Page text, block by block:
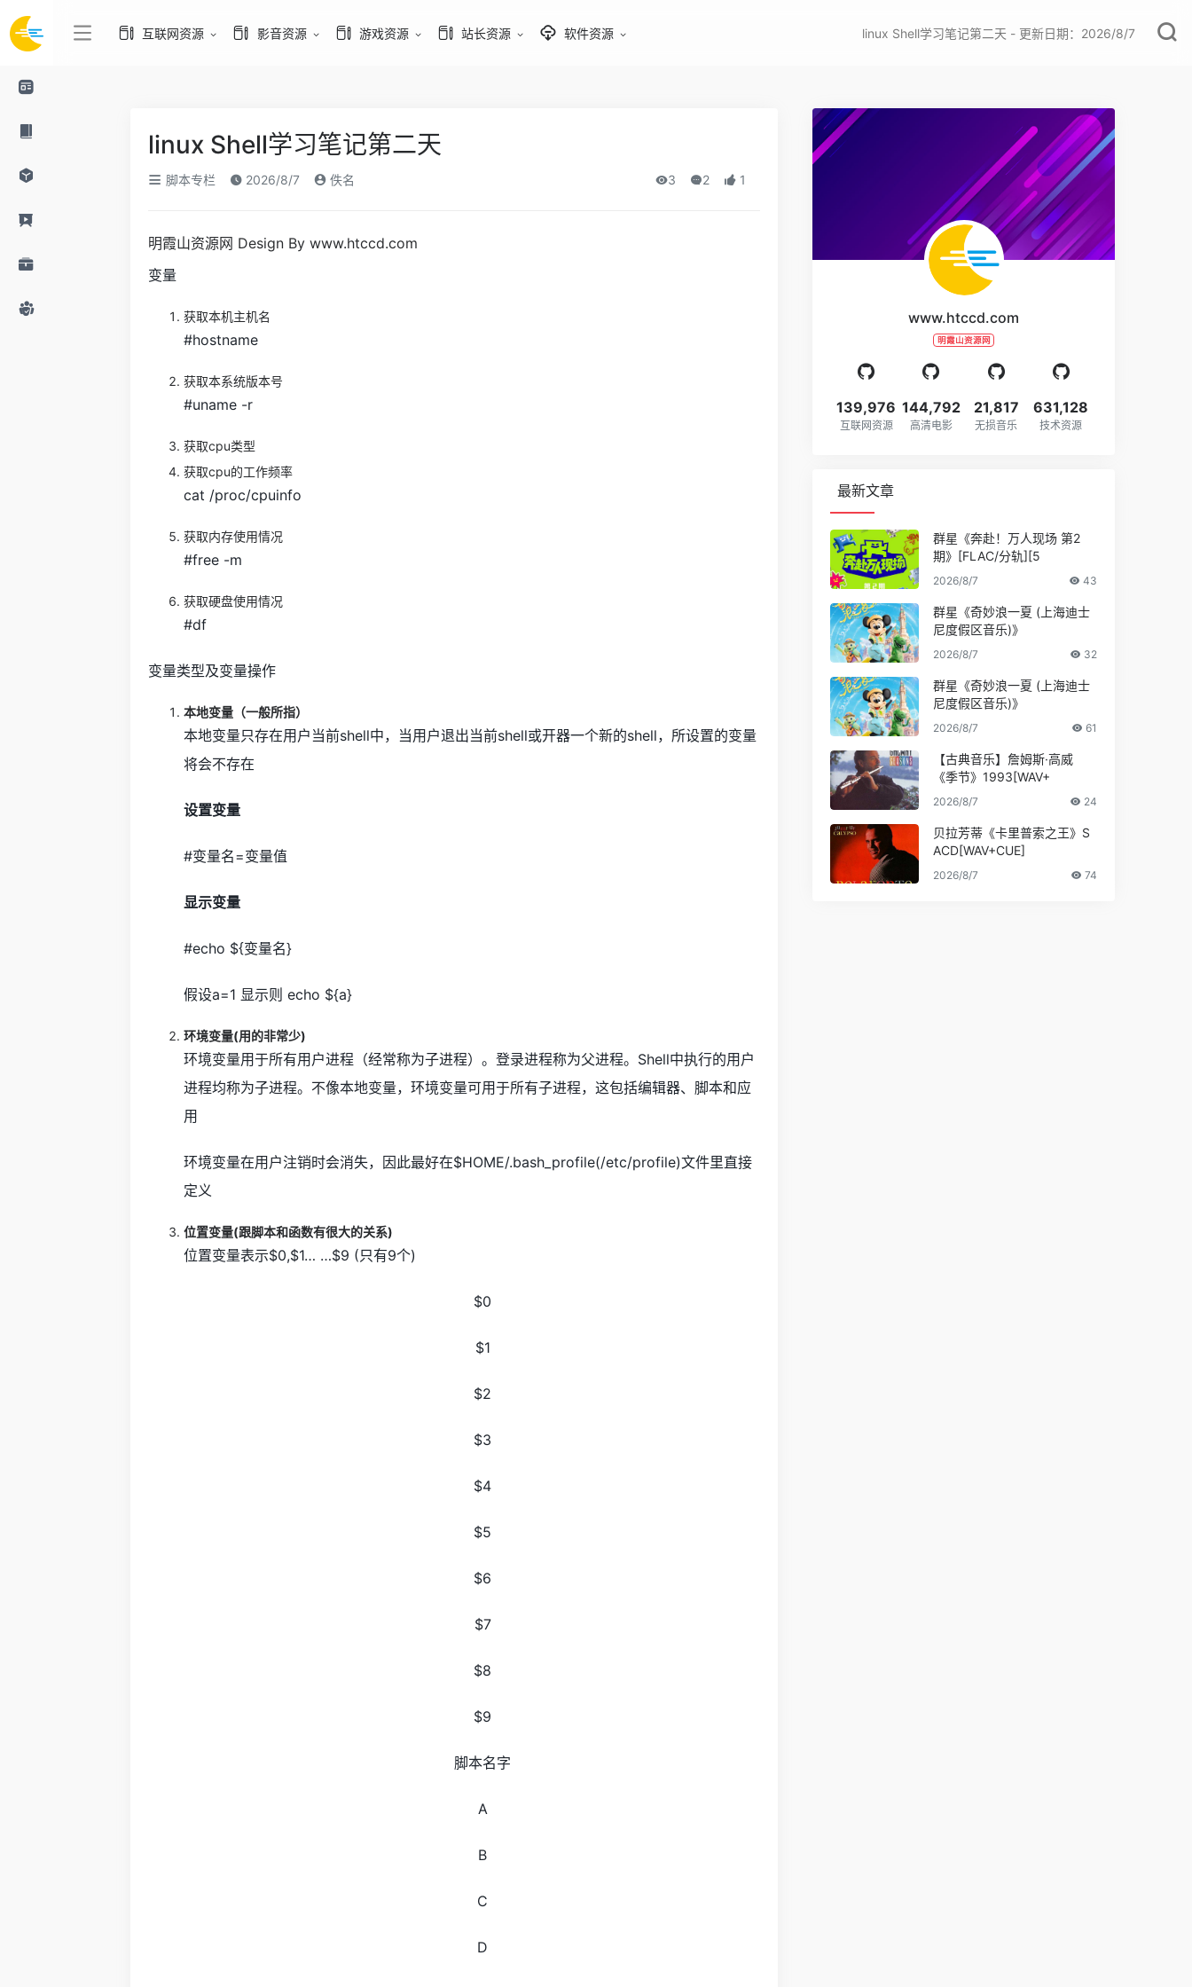
互联网资源 影音资源 游戏资源 站长资源 软件资源 linux Shell学习笔记第二天 - 更新日期：2026/8/7
linux Shell学习笔记第二天
脚本专栏 2026/8/7 佚名 3 2 1
明霞山资源网 Design By www.htccd.com
变量
获取本机主机名
#hostname
获取本系统版本号
#uname -r
获取cpu类型
获取cpu的工作频率
cat /proc/cpuinfo
获取内存使用情况
#free -m
获取硬盘使用情况
#df
变量类型及变量操作
本地变量（一般所指）
本地变量只存在用户当前shell中，当用户退出当前shell或开器一个新的shell，所设置的变量
将会不存在
设置变量
#变量名=变量值
显示变量
#echo ${变量名}
假设a=1 显示则 echo ${a}
环境变量(用的非常少)
环境变量用于所有用户进程（经常称为子进程）。登录进程称为父进程。Shell中执行的用户
进程均称为子进程。不像本地变量，环境变量可用于所有子进程，这包括编辑器、脚本和应
用
环境变量在用户注销时会消失，因此最好在$HOME/.bash_profile(/etc/profile)文件里直接
定义
位置变量(跟脚本和函数有很大的关系)
位置变量表示$0,$1… …$9 (只有9个)
$0
$1
$2
$3
$4
$5
$6
$7
$8
$9
脚本名字
A
B
C
D
www.htccd.com
明霞山资源网
139,976
互联网资源
144,792
高清电影
21,817
无损音乐
631,128
技术资源
最新文章
群星《奔赴！万人现场 第2
期》[FLAC/分轨][5
2026/8/7 43
群星《奇妙浪一夏 (上海迪士
尼度假区音乐)》
2026/8/7 32
群星《奇妙浪一夏 (上海迪士
尼度假区音乐)》
2026/8/7 61
【古典音乐】詹姆斯·高威
《季节》1993[WAV+
2026/8/7 24
贝拉芳蒂《卡里普索之王》S
ACD[WAV+CUE]
2026/8/7 74